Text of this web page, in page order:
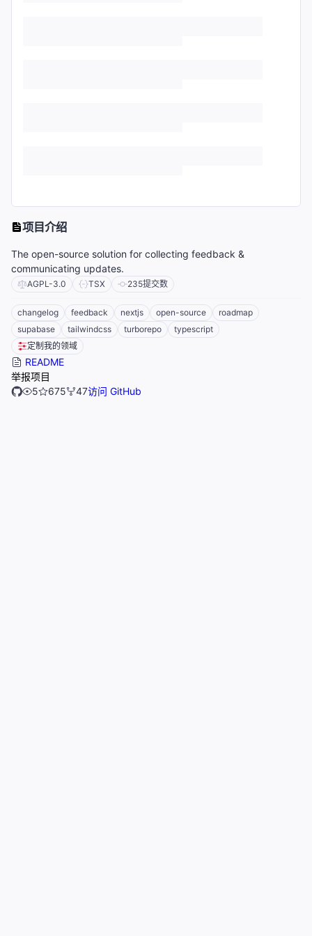
项目介绍
The open-source solution for collecting feedback &
communicating updates.
AGPL-3.0 TSX 235提交数
changelog feedback nextjs open-source
roadmap
supabase
tailwindcss turborepo
typescript
定制我的领域
README
举报项目
5
675 47访问 GitHub